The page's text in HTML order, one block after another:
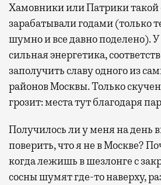
Хамовники или Патрики такой
зарабатывали годами (только
шумно и все давно поделено).
сильная энергетика,
заполучить славу одного из
районов Москвы. Только
грозит: места тут благодаря
Получилось ли у меня на день
поверить, что я не в Москве?
когда лежишь в шезлонге с
сосны шумят где-то наверху,